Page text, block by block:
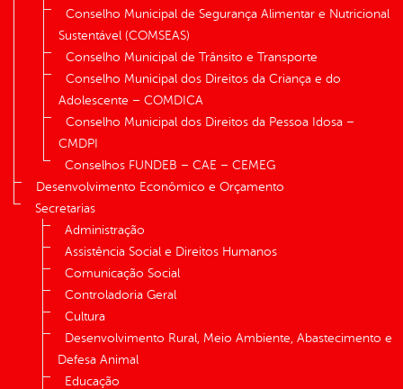
Conselho Municipal de Segurança Alimentar e Nutricional
Sustentável (COMSEAS)
Conselho Municipal de Trânsito e Transporte
Conselho Municipal dos Direitos da Criança e do
Adolescente – COMDICA
Conselho Municipal dos Direitos da Pessoa Idosa –
CMDPI
Conselhos FUNDEB – CAE – CEMEG
Desenvolvimento Econômico e Orçamento
Secretarias
Administração
Assistência Social e Direitos Humanos
Comunicação Social
Controladoria Geral
Cultura
Desenvolvimento Rural, Meio Ambiente, Abastecimento e
Defesa Animal
Educação